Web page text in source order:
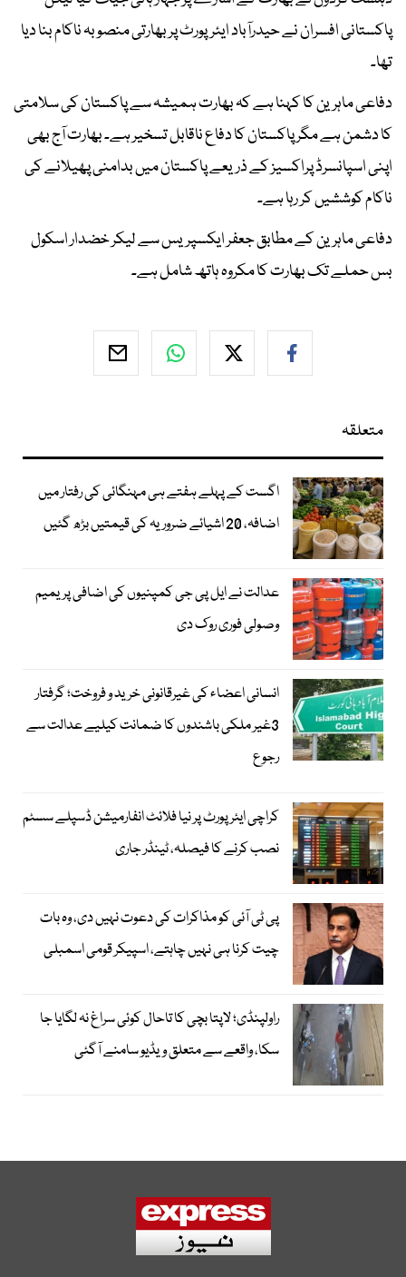
پاکستانی افسران نے حیدرآباد ایئرپورٹ پر بھارتی منصوبہ ناکام بنا دیا
تھا۔
دفاعی ماہرین کا کہنا ہے کہ بھارت ہمیشہ سے پاکستان کی سلامتی
کا دشمن ہے مگر پاکستان کا دفاع ناقابل تسخیر ہے۔ بھارت آج بھی
اپنی اسپانسرڈ پراکسیز کے ذریعے پاکستان میں بدامنی پھیلانے کی
ناکام کوششیں کر رہا ہے۔
دفاعی ماہرین کے مطابق جعفر ایکسپریس سے لیکر خضدار اسکول
بس حملے تک بھارت کا مکروہ ہاتھ شامل ہے۔
متعلقہ
اگست کے پہلے ہفتے ہی مہنگائی کی رفتار میں
اضافہ، 20 اشیائے ضروریہ کی قیمتیں بڑھ گئیں
عدالت نے ایل پی جی کمپنیوں کی اضافی پریمیم
وصولی فوری روک دی
انسانی اعضاء کی غیرقانونی خرید و فروخت؛ گرفتار
3غیر ملکی باشندوں کا ضمانت کیلیے عدالت سے
رجوع
کراچی ایئرپورٹ پر نیا فلائٹ انفارمیشن ڈسپلے سسٹم
نصب کرنے کا فیصلہ، ٹینڈر جاری
پی ٹی آئی کو مذاکرات کی دعوت نہیں دی، وہ بات
چیت کرنا ہی نہیں چاہتے، اسپیکر قومی اسمبلی
راولپنڈی؛ لاپتا بچی کا تاحال کوئی سراغ نہ لگایا جا
سکا، واقعے سے متعلق ویڈیو سامنے آگئی